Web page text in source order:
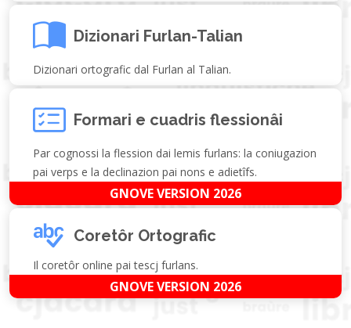
Dizionari Furlan-Talian
Dizionari ortografic dal Furlan al Talian.
Formari e cuadris flessionâi
Par cognossi la flession dai lemis furlans: la coniugazion
pai verps e la declinazion pai nons e adietîfs.
GNOVE VERSION 2026
Coretôr Ortografic
Il coretôr online pai tescj furlans.
GNOVE VERSION 2026